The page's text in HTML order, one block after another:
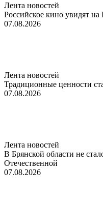
Лента новостей
Российское кино увидят на
07.08.2026
Лента новостей
Традиционные ценности
07.08.2026
Лента новостей
В Брянской области не
Отечественной
07.08.2026